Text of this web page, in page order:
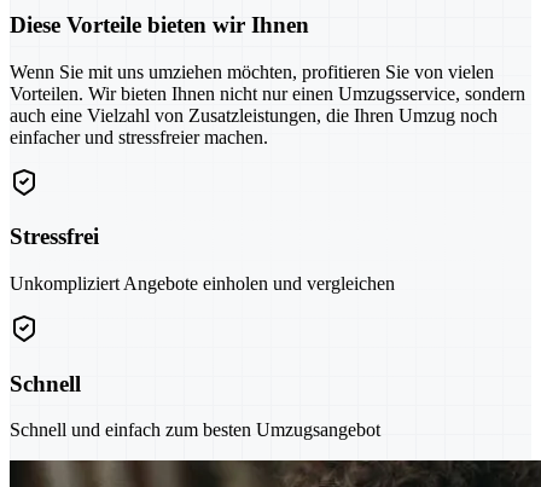
Diese Vorteile bieten wir Ihnen
Wenn Sie mit uns umziehen möchten, profitieren Sie von vielen
Vorteilen. Wir bieten Ihnen nicht nur einen Umzugsservice, sondern
auch eine Vielzahl von Zusatzleistungen, die Ihren Umzug noch
einfacher und stressfreier machen.
Stressfrei
Unkompliziert Angebote einholen und vergleichen
Schnell
Schnell und einfach zum besten Umzugsangebot